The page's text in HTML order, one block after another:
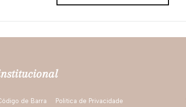
de Barra
Politica de Privacidade